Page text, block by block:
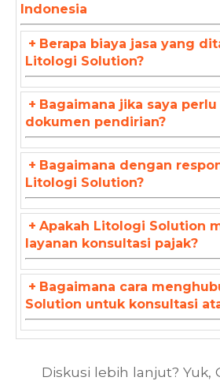
Indonesia
+ Berapa biaya jasa yang
Litologi Solution?
+ Bagaimana jika saya
dokumen pendirian?
+ Bagaimana dengan
Litologi Solution?
+ Apakah Litologi Solution
layanan konsultasi pajak?
+ Bagaimana cara
Solution untuk konsultasi
Diskusi lebih lanjut? Yuk,